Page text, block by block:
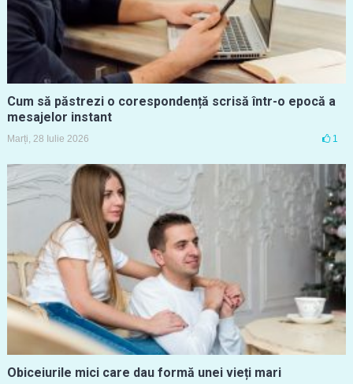
Cum să păstrezi o corespondență scrisă într-o epocă a
mesajelor instant
Marți, 28 Iulie 2026 1
Obiceiurile mici care dau formă unei vieți mari